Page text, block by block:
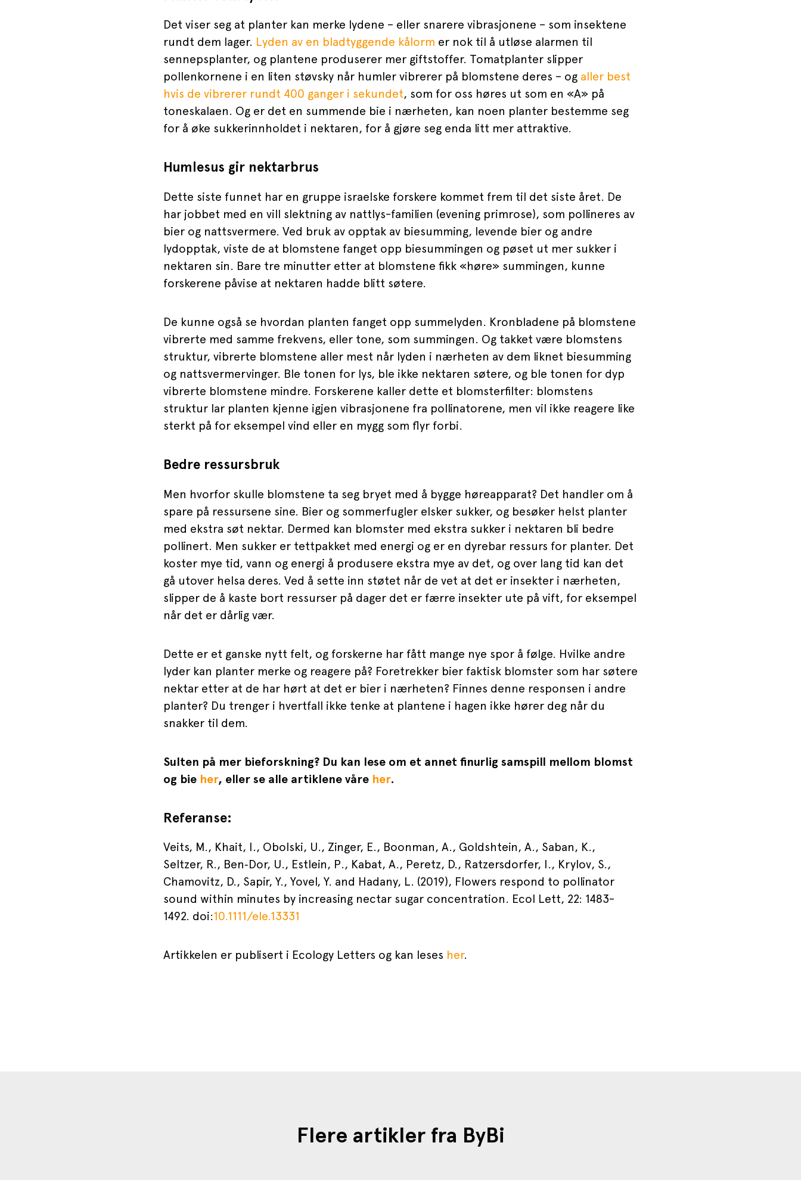
Det viser seg at planter kan merke lydene – eller snarere vibrasjonene – som insektene
rundt dem lager. Lyden av en bladtyggende kålorm er nok til å utløse alarmen til
sennepsplanter, og plantene produserer mer giftstoffer. Tomatplanter slipper
pollenkornene i en liten støvsky når humler vibrerer på blomstene deres – og aller best
hvis de vibrerer rundt 400 ganger i sekundet, som for oss høres ut som en «A» på
toneskalaen. Og er det en summende bie i nærheten, kan noen planter bestemme seg
for å øke sukkerinnholdet i nektaren, for å gjøre seg enda litt mer attraktive.
Humlesus gir nektarbrus
Dette siste funnet har en gruppe israelske forskere kommet frem til det siste året. De
har jobbet med en vill slektning av nattlys-familien (evening primrose), som pollineres av
bier og nattsvermere. Ved bruk av opptak av biesumming, levende bier og andre
lydopptak, viste de at blomstene fanget opp biesummingen og pøset ut mer sukker i
nektaren sin. Bare tre minutter etter at blomstene fikk «høre» summingen, kunne
forskerene påvise at nektaren hadde blitt søtere.
De kunne også se hvordan planten fanget opp summelyden. Kronbladene på blomstene
vibrerte med samme frekvens, eller tone, som summingen. Og takket være blomstens
struktur, vibrerte blomstene aller mest når lyden i nærheten av dem liknet biesumming
og nattsvermervinger. Ble tonen for lys, ble ikke nektaren søtere, og ble tonen for dyp
vibrerte blomstene mindre. Forskerene kaller dette et blomsterfilter: blomstens
struktur lar planten kjenne igjen vibrasjonene fra pollinatorene, men vil ikke reagere like
sterkt på for eksempel vind eller en mygg som flyr forbi.
Bedre ressursbruk
Men hvorfor skulle blomstene ta seg bryet med å bygge høreapparat? Det handler om å
spare på ressursene sine. Bier og sommerfugler elsker sukker, og besøker helst planter
med ekstra søt nektar. Dermed kan blomster med ekstra sukker i nektaren bli bedre
pollinert. Men sukker er tettpakket med energi og er en dyrebar ressurs for planter. Det
koster mye tid, vann og energi å produsere ekstra mye av det, og over lang tid kan det
gå utover helsa deres. Ved å sette inn støtet når de vet at det er insekter i nærheten,
slipper de å kaste bort ressurser på dager det er færre insekter ute på vift, for eksempel
når det er dårlig vær.
Dette er et ganske nytt felt, og forskerne har fått mange nye spor å følge. Hvilke andre
lyder kan planter merke og reagere på? Foretrekker bier faktisk blomster som har søtere
nektar etter at de har hørt at det er bier i nærheten? Finnes denne responsen i andre
planter? Du trenger i hvertfall ikke tenke at plantene i hagen ikke hører deg når du
snakker til dem.
Sulten på mer bieforskning? Du kan lese om et annet finurlig samspill mellom blomst
og bie her, eller se alle artiklene våre her.
Referanse:
Veits, M., Khait, I., Obolski, U., Zinger, E., Boonman, A., Goldshtein, A., Saban, K.,
Seltzer, R., Ben‐Dor, U., Estlein, P., Kabat, A., Peretz, D., Ratzersdorfer, I., Krylov, S.,
Chamovitz, D., Sapir, Y., Yovel, Y. and Hadany, L. (2019), Flowers respond to pollinator
sound within minutes by increasing nectar sugar concentration. Ecol Lett, 22: 1483-
1492. doi:10.1111/ele.13331
Artikkelen er publisert i Ecology Letters og kan leses her.
Flere artikler fra ByBi